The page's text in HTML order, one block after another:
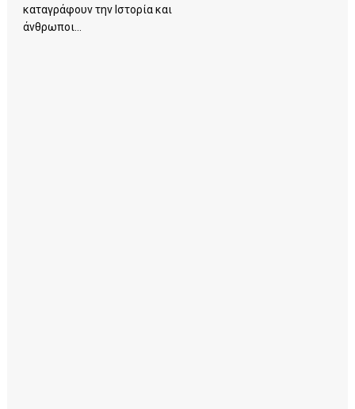
καταγράφουν την Ιστορία και
άνθρωποι...